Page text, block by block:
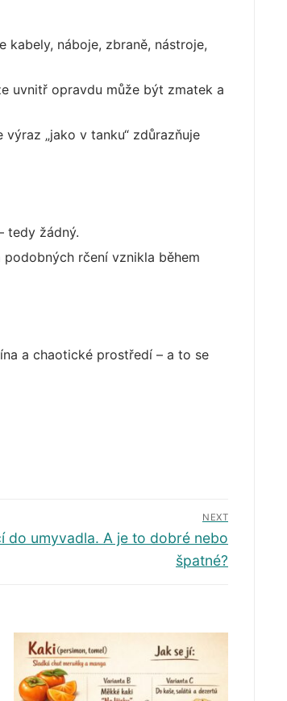
kabely, náboje, zbraně, nástroje,
uvnitř opravdu může být zmatek a
výraz „jako v tanku“ zdůrazňuje
tedy žádný.
rčení vznikla během
a chaotické prostředí – a to se
NEXT
do umyvadla. A je to dobré nebo
špatné?